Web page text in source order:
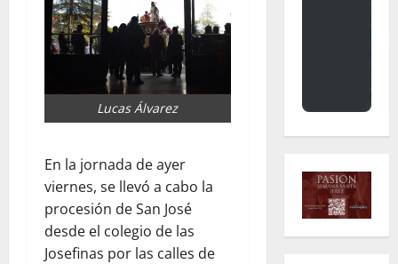
Lucas Álvarez
En la jornada de ayer
viernes, se llevó a cabo la
procesión de San José
desde el colegio de las
Josefinas por las calles de